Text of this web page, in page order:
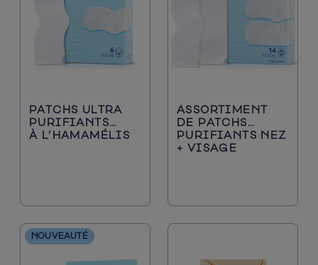
PATCHS ULTRA
PURIFIANTS
À L’HAMAMÉLIS
ASSORTIMENT
DE PATCHS
PURIFIANTS NEZ
+ VISAGE
NOUVEAUTÉ